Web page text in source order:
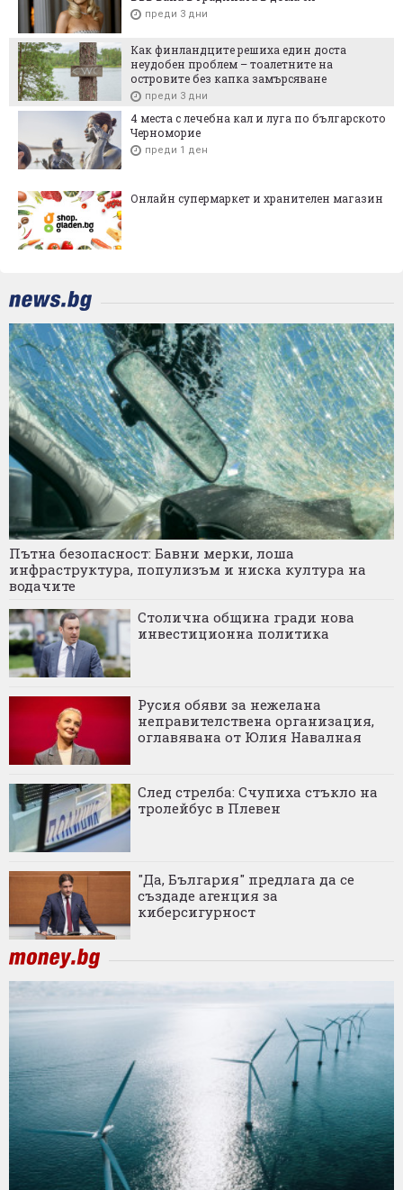
преди 3 дни
Как финландците решиха един доста
неудобен проблем – тоалетните на
островите без капка замърсяване
преди 3 дни
4 места с лечебна кал и луга по българското
Черноморие
преди 1 ден
Онлайн супермаркет и хранителен магазин
Пътна безопасност: Бавни мерки, лоша
инфраструктура, популизъм и ниска култура на
водачите
Столична община гради нова
инвестиционна политика
Русия обяви за нежелана
неправителствена организация,
оглавявана от Юлия Навалная
След стрелба: Счупиха стъкло на
тролейбус в Плевен
"Да, България" предлага да се
създаде агенция за
киберсигурност